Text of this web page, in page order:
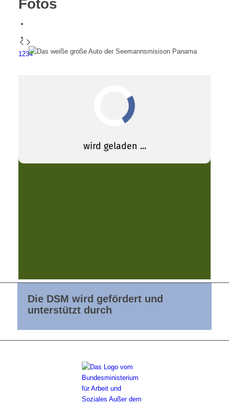
Fotos
1 234
Die DSM wird gefördert und
unterstützt durch